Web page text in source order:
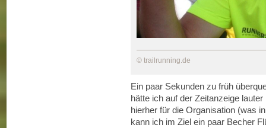
© trailrunning.de
Ein paar Sekunden zu früh
hätte ich auf der Zeitanzeige
hierher für die Organisation (was
kann ich im Ziel ein paar Becher